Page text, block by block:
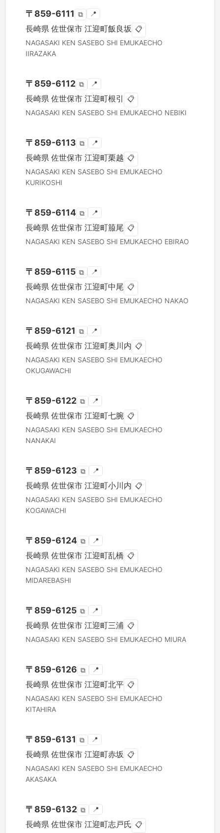
〒 859-6111 ⧉ 📍
長崎県 佐世保市 江迎町飯良坂 📋
NAGASAKI KEN SASEBO SHI EMUKAECHO
IIRAZAKA
〒 859-6112 ⧉ 📍
長崎県 佐世保市 江迎町根引 📋
NAGASAKI KEN SASEBO SHI EMUKAECHO NEBIKI
〒 859-6113 ⧉ 📍
長崎県 佐世保市 江迎町栗越 📋
NAGASAKI KEN SASEBO SHI EMUKAECHO
KURIKOSHI
〒 859-6114 ⧉ 📍
長崎県 佐世保市 江迎町箙尾 📋
NAGASAKI KEN SASEBO SHI EMUKAECHO EBIRAO
〒 859-6115 ⧉ 📍
長崎県 佐世保市 江迎町中尾 📋
NAGASAKI KEN SASEBO SHI EMUKAECHO NAKAO
〒 859-6121 ⧉ 📍
長崎県 佐世保市 江迎町奥川内 📋
NAGASAKI KEN SASEBO SHI EMUKAECHO
OKUGAWACHI
〒 859-6122 ⧉ 📍
長崎県 佐世保市 江迎町七腕 📋
NAGASAKI KEN SASEBO SHI EMUKAECHO
NANAKAI
〒 859-6123 ⧉ 📍
長崎県 佐世保市 江迎町小川内 📋
NAGASAKI KEN SASEBO SHI EMUKAECHO
KOGAWACHI
〒 859-6124 ⧉ 📍
長崎県 佐世保市 江迎町乱橋 📋
NAGASAKI KEN SASEBO SHI EMUKAECHO
MIDAREBASHI
〒 859-6125 ⧉ 📍
長崎県 佐世保市 江迎町三浦 📋
NAGASAKI KEN SASEBO SHI EMUKAECHO MIURA
〒 859-6126 ⧉ 📍
長崎県 佐世保市 江迎町北平 📋
NAGASAKI KEN SASEBO SHI EMUKAECHO
KITAHIRA
〒 859-6131 ⧉ 📍
長崎県 佐世保市 江迎町赤坂 📋
NAGASAKI KEN SASEBO SHI EMUKAECHO
AKASAKA
〒 859-6132 ⧉ 📍
長崎県 佐世保市 江迎町志戸氏 📋